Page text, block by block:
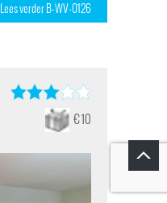
Lees verder B-WV-0126
€ 10